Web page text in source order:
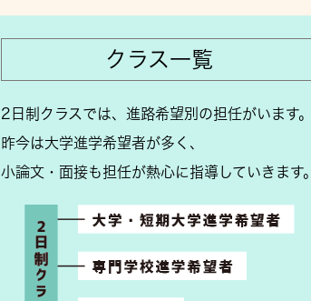
クラス一覧
2日制クラスでは、進路希望別の担任がいます。
昨今は大学進学希望者が多く、
小論文・面接も担任が熱心に指導していきます。